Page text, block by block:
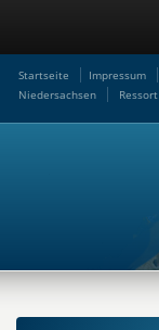
Startseite Impressum
Niedersachsen
Ressort